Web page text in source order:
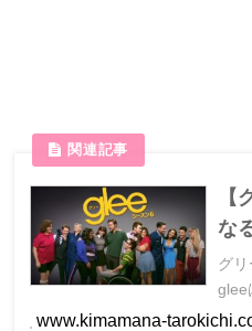
な
グ
glee
www.kimamana-